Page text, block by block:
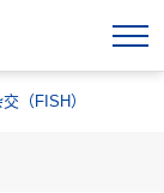
（FISH）